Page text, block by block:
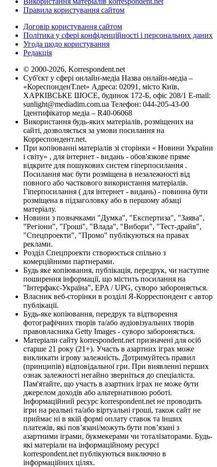
Правила користування сайтом
Договір користування сайтом
Політика у сфері конфіденційності і персональних даних
Угода щодо користування
Редакція
© 2000-2026, Korrespondent.net
Суб'єкт у сфері онлайн-медіа Назва онлайн-медіа –
«КореспонденТ.net» Адреса: 02091, місто Київ,
ХАРКІВСЬКЕ ШОСЕ, будинок 172-Б, офіс 208/1 E-mail:
sunlight@mediadim.com.ua Телефон: 044-205-43-00
Ідентифікатор медіа – R40-06068
Використання будь-яких матеріалів, розміщених на
сайті, дозволяється за умови посилання на
Корреспондент.net.
При копіюванні матеріалів зі сторінки « Новини України
і світу» , для інтернет - видань - обов'язкове пряме
відкрите для пошукових систем гіперпосилання .
Посилання має бути розміщена в незалежності від
повного або часткового використання матеріалів.
Гіперпосилання ( для інтернет - видань) - повинна бути
розміщена в підзаголовку або в першому абзаці
матеріалу.
Новини з позначками "Думка", "Експертиза", "Заява",
"Регіони", "Гроші", "Влада", "Вибори", "Тест-драйв",
"Спецпроекти", "Промо" публікуються на правах
реклами.
Розділ Спецпроекти створюється спільно з
комерційними партнерами.
Будь яке копіювання, публікація, передрук, чи наступне
поширення інформації, що містить посилання на
"Інтерфакс-Україна", EPA / UPG, суворо забороняється.
Власник веб-сторінки в розділі Я-Корреспондент є автор
публікації.
Будь-яке копіювання, передрук та відтворення
фотографічних творів та/або аудіовізуальних творів
правовласника Getty Images - суворо забороняється.
Матеріали сайту korrespondent.net призначені для осіб
старше 21 року (21+). Участь в азартних іграх може
викликати ігрову залежність. Дотримуйтесь правил
(принципів) відповідальної гри. При виявленні перших
ознак залежності негайно зверніться до спеціаліста.
Пам'ятайте, що участь в азартних іграх не може бути
джерелом доходів або альтернативою роботі.
Інформаційний ресурс korrespondent.net не проводить
ігри на реальні та/або віртуальні гроші, також сайт не
приймає ні в якій формі оплату ставок та інших
платежів, які пов’язані/можуть бути пов’язані з
азартними іграми, букмекерами чи тоталізаторами. Будь-
які матеріали на інформаційному ресурсі
korrespondent.net публікуються виключно в
інформаційних цілях.